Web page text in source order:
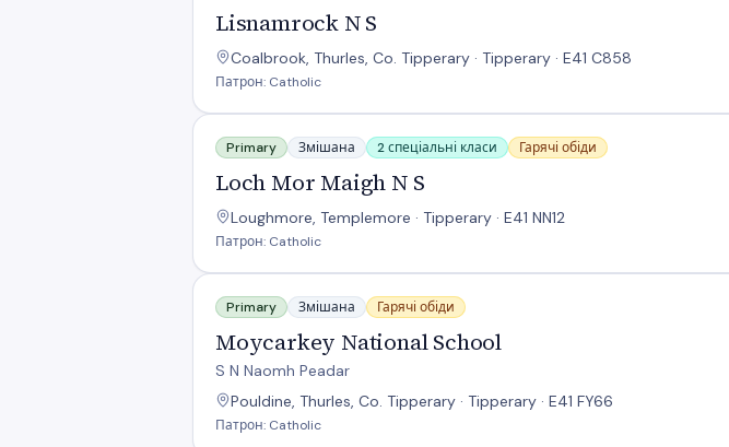
Lisnamrock N S
Coalbrook, Thurles, Co. Tipperary · Tipperary · E41 C858
Патрон: Catholic
Loch Mor Maigh N S
Primary Змішана 2 спеціальні класи Гарячі обіди
Loch Mor Maigh N S
Loughmore, Templemore · Tipperary · E41 NN12
Патрон: Catholic
Moycarkey National School
Primary Змішана Гарячі обіди
Moycarkey National School
S N Naomh Peadar
Pouldine, Thurles, Co. Tipperary · Tipperary · E41 FY66
Патрон: Catholic